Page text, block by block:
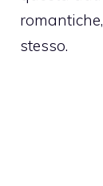
stesso.